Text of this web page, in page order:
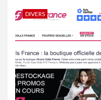
DIVERS